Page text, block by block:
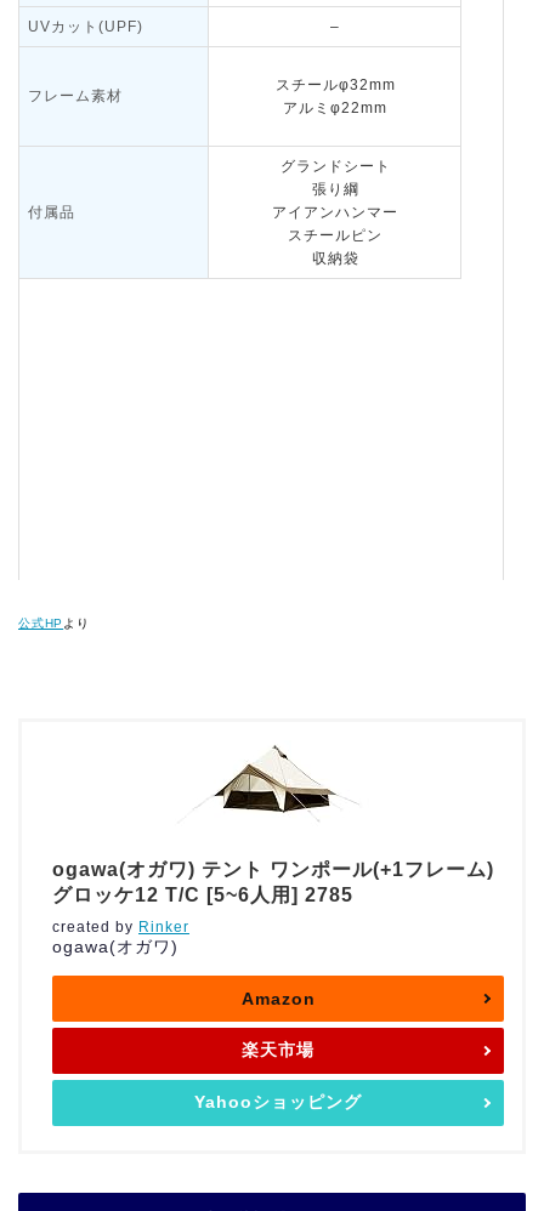
UVカット(UPF) –
フレーム素材
スチールφ32mm
アルミφ22mm
付属品
グランドシート
張り綱
アイアンハンマー
スチールピン
収納袋
公式HP より
ogawa(オガワ) テント ワンポール(+1フレーム)
グロッケ12 T/C [5~6人用] 2785
created by Rinker
ogawa(オガワ)
Amazon
楽天市場
Yahooショッピング